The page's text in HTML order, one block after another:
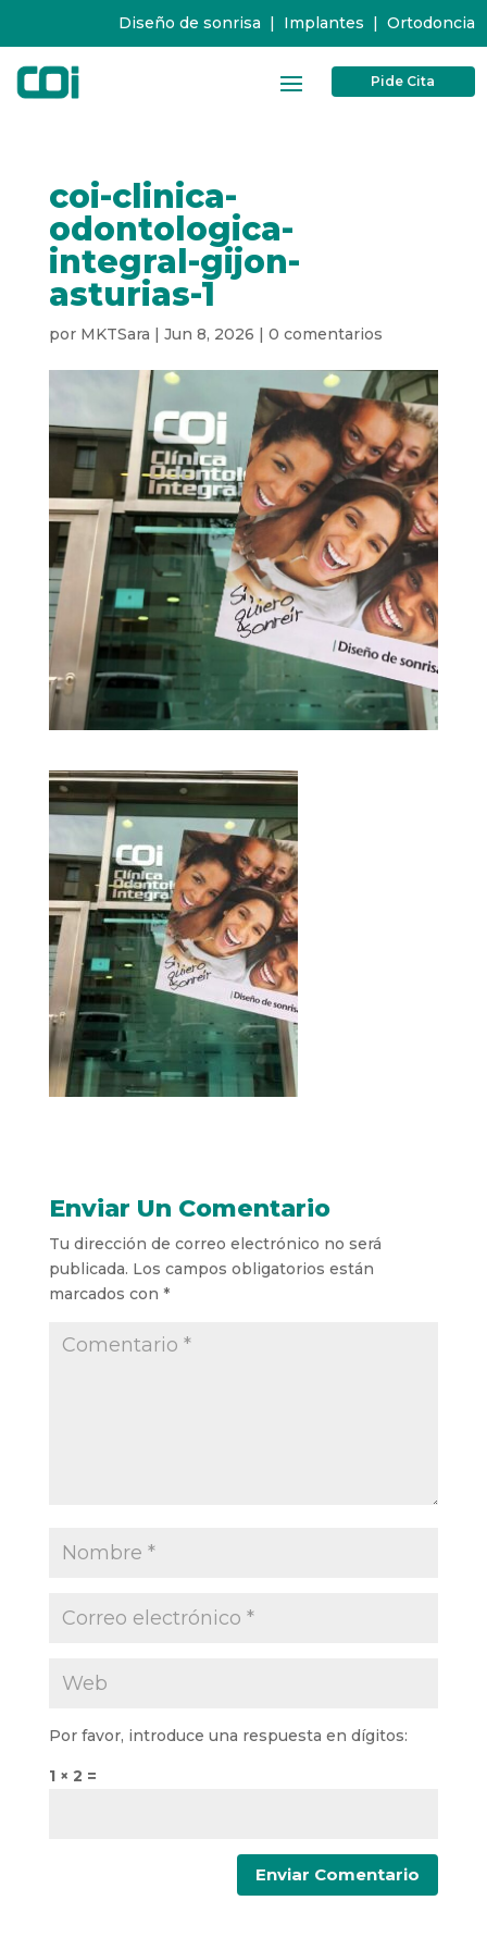
Diseño de sonrisa | Implantes | Ortodoncia
Pide Cita
coi-clinica-
odontologica-
integral-gijon-
asturias-1
por MKTSara | Jun 8, 2026 | 0 comentarios
Enviar Un Comentario
Tu dirección de correo electrónico no será
publicada. Los campos obligatorios están
marcados con *
Por favor, introduce una respuesta en dígitos:
1 × 2 =